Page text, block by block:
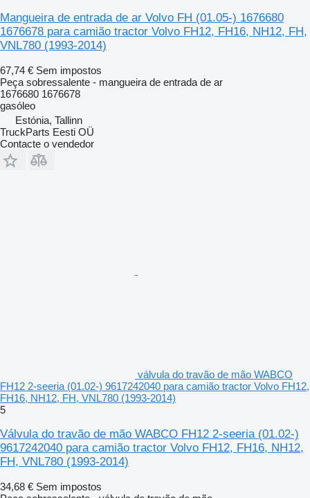
Mangueira de entrada de ar Volvo FH (01.05-) 1676680
1676678 para camião tractor Volvo FH12, FH16, NH12, FH,
VNL780 (1993-2014)
67,74 € Sem impostos
Peça sobressalente - mangueira de entrada de ar
1676680 1676678
gasóleo
Estónia, Tallinn
TruckParts Eesti OÜ
Contacte o vendedor
válvula do travão de mão WABCO
FH12 2-seeria (01.02-) 9617242040 para camião tractor Volvo FH12,
FH16, NH12, FH, VNL780 (1993-2014)
5
Válvula do travão de mão WABCO FH12 2-seeria (01.02-)
9617242040 para camião tractor Volvo FH12, FH16, NH12,
FH, VNL780 (1993-2014)
34,68 € Sem impostos